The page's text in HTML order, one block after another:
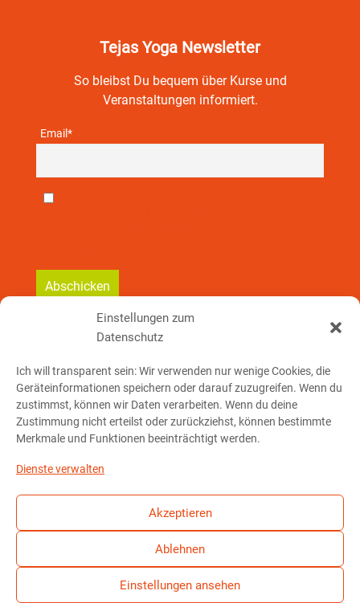
Einstellungen zum
Datenschutz
Ich will transparent sein: Wir verwenden nur wenige Cookies, die
Geräteinformationen speichern oder darauf zuzugreifen. Wenn du
zustimmst, können wir Daten verarbeiten. Wenn du deine
Zustimmung nicht erteilst oder zurückziehst, können bestimmte
Merkmale und Funktionen beeinträchtigt werden.
Dienste verwalten
Akzeptieren
Ablehnen
Einstellungen ansehen
Tejas Yoga Newsletter
So bleibst Du bequem über Kurse und
Veranstaltungen informiert.
Email*
So erreichst Du mich:
Telefon: 01 76 – 23 78 32 91
E-Mail schreiben
© Christian Bachmaier, 2024